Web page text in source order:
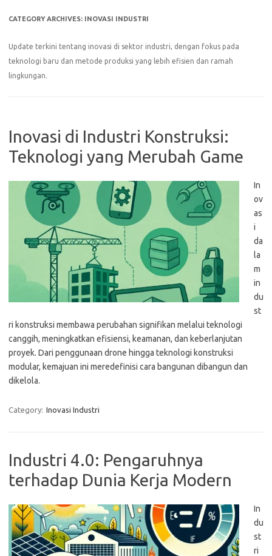
CATEGORY ARCHIVES: INOVASI INDUSTRI
Update terkini tentang inovasi di sektor industri, dengan fokus pada
teknologi baru dan metode produksi yang lebih efisien dan ramah
lingkungan.
Inovasi di Industri Konstruksi:
Teknologi yang Merubah Game
In
ov
as
i
da
la
m
in
du
st
ri konstruksi membawa perubahan signifikan melalui teknologi
canggih, meningkatkan efisiensi, keamanan, dan keberlanjutan
proyek. Dari penggunaan drone hingga teknologi konstruksi
modular, kemajuan ini meredefinisi cara bangunan dibangun dan
dikelola.
Category: Inovasi Industri
Industri 4.0: Pengaruhnya
terhadap Dunia Kerja Modern
In
du
st
ri